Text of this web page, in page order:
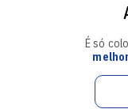
As inscrições
ou
começarão a ser
turmas e,
É só